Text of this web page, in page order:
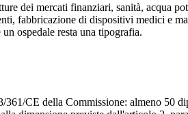
dei mercati finanziari, sanità, acqua
fabbricazione di dispositivi medici e
ospedale resta una tipografia.
CE della Commissione: almeno